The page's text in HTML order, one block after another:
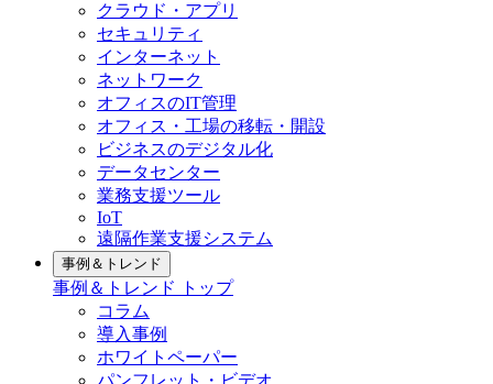
クラウド・アプリ
セキュリティ
インターネット
ネットワーク
オフィスのIT管理
オフィス・工場の移転・開設
ビジネスのデジタル化
データセンター
業務支援ツール
IoT
遠隔作業支援システム
事例＆トレンド
事例＆トレンド トップ
コラム
導入事例
ホワイトペーパー
パンフレット・ビデオ